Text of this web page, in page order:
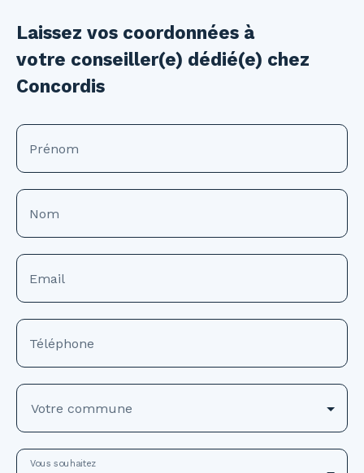
Laissez vos coordonnées à
votre conseiller(e) dédié(e) chez
Concordis
Prénom
Nom
Email
Téléphone
Votre commune
Vous souhaitez